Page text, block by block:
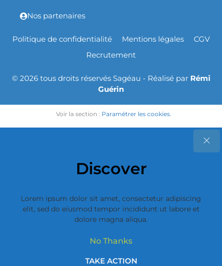
Nos partenaires
Politique de confidentialité Mentions légales
CGV
Recrutement
© 2026 tous droits réservés Sagéau - Réalisé par Rémi
Guérin
Voir la section : Paramétrer les cookies.
Discover
Lorem ipsum dolor sit amet, consectetur adipiscing
elit, sed do eiusmod tempor incididunt ut labore et
dolore magna aliqua.
No Thanks
TAKE ACTION